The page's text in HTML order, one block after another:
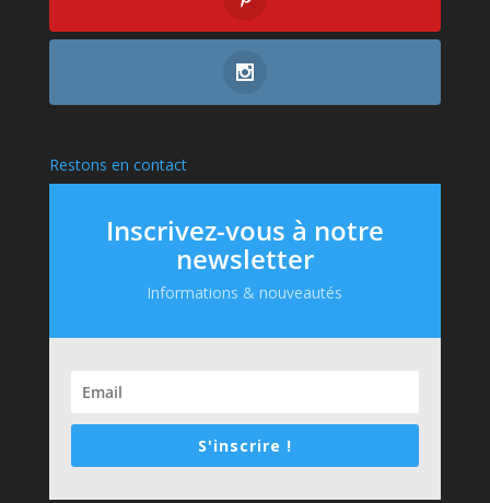
Restons en contact
Inscrivez-vous à notre
newsletter
Informations & nouveautés
S'inscrire !